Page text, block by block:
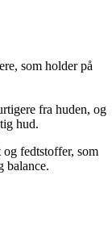
som holder på
fra huden, og
hud.
fedtstoffer, som
balance.